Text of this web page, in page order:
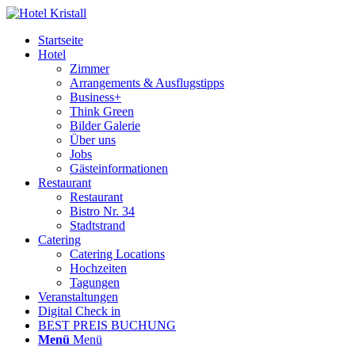
Startseite
Hotel
Zimmer
Arrangements & Ausflugstipps
Business+
Think Green
Bilder Galerie
Über uns
Jobs
Gästeinformationen
Restaurant
Restaurant
Bistro Nr. 34
Stadtstrand
Catering
Catering Locations
Hochzeiten
Tagungen
Veranstaltungen
Digital Check in
BEST PREIS BUCHUNG
Menü Menü